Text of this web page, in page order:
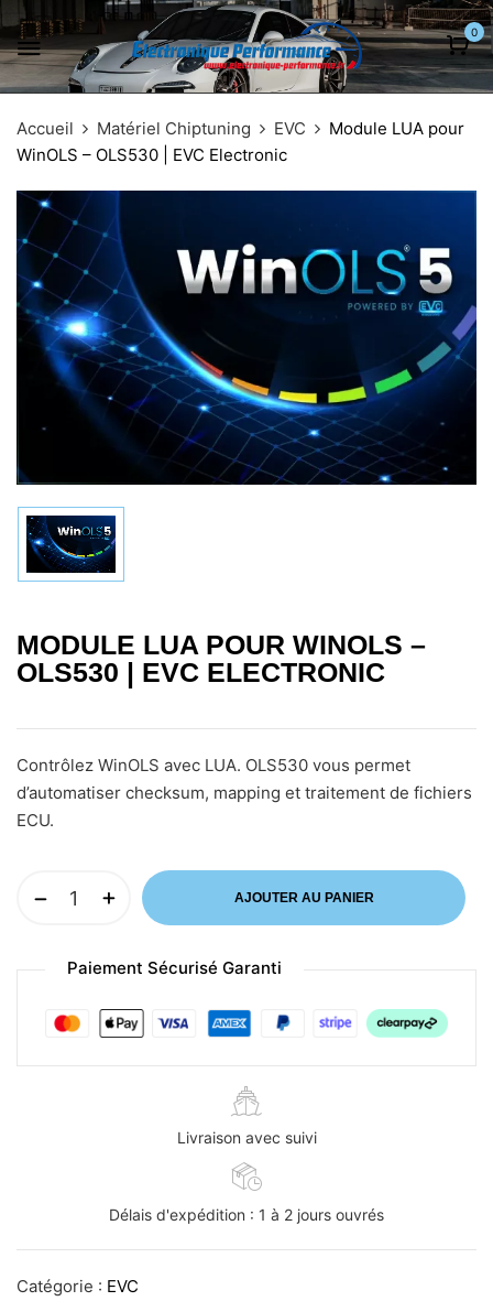
0
Accueil Matériel Chiptuning EVC
Module LUA pour
WinOLS – OLS530 | EVC Electronic
MODULE LUA POUR WINOLS –
OLS530 | EVC ELECTRONIC
Contrôlez WinOLS avec LUA. OLS530 vous permet
d’automatiser checksum, mapping et traitement de fichiers
ECU.
AJOUTER AU PANIER
Paiement Sécurisé Garanti
Livraison avec suivi
Délais d'expédition : 1 à 2 jours ouvrés
Catégorie : EVC